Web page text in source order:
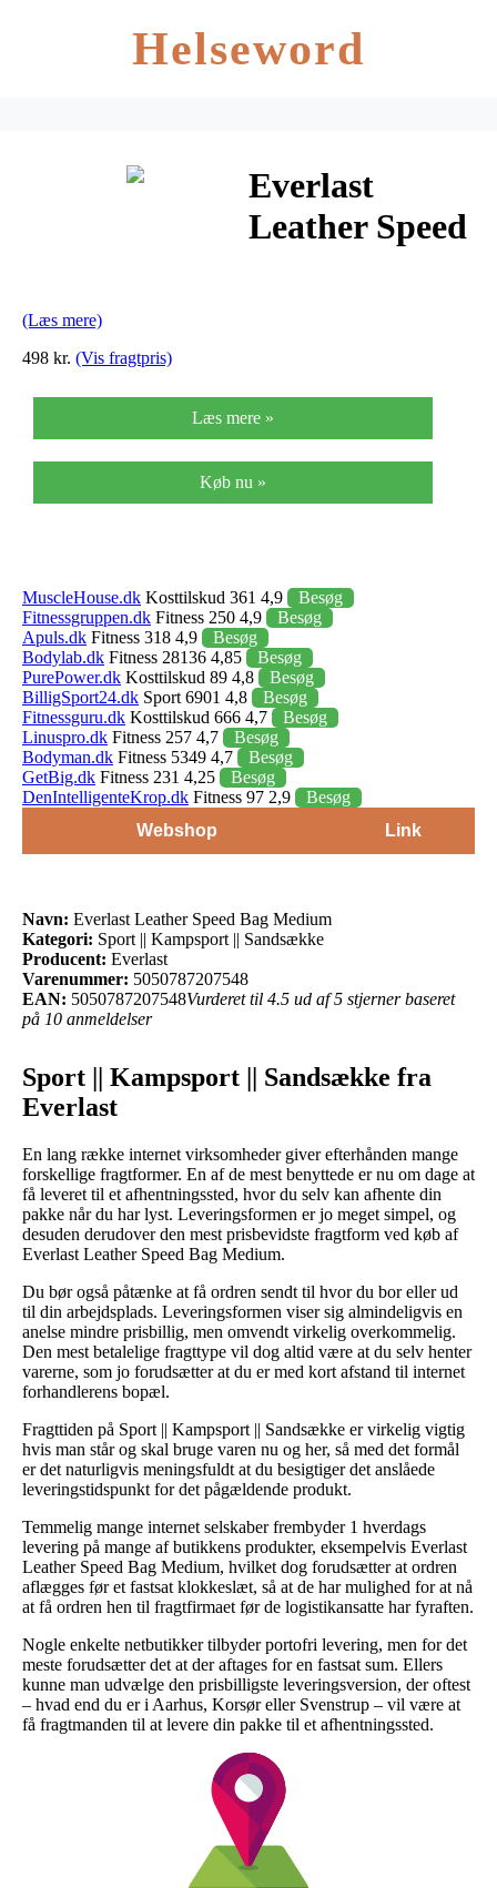
Helseword
Everlast
Leather Speed
(Læs mere)
498 kr. (Vis fragtpris)
Læs mere »
Køb nu »
MuscleHouse.dk Kosttilskud 361 4,9
Besøg
Fitnessgruppen.dk Fitness 250 4,9
Besøg
Apuls.dk Fitness 318 4,9
Besøg
Bodylab.dk Fitness 28136 4,85
Besøg
PurePower.dk Kosttilskud 89 4,8
Besøg
BilligSport24.dk Sport 6901 4,8
Besøg
Fitnessguru.dk Kosttilskud 666 4,7
Besøg
Linuspro.dk Fitness 257 4,7
Besøg
Bodyman.dk Fitness 5349 4,7
Besøg
GetBig.dk Fitness 231 4,25
Besøg
DenIntelligenteKrop.dk Fitness 97 2,9
Besøg
Webshop
Link
Navn: Everlast Leather Speed Bag Medium
Kategori: Sport || Kampsport || Sandsække
Producent: Everlast
Varenummer: 5050787207548
EAN: 5050787207548Vurderet til 4.5 ud af 5 stjerner baseret
på 10 anmeldelser
Sport || Kampsport || Sandsække fra
Everlast
En lang række internet virksomheder giver efterhånden mange
forskellige fragtformer. En af de mest benyttede er nu om dage at
få leveret til et afhentningssted, hvor du selv kan afhente din
pakke når du har lyst. Leveringsformen er jo meget simpel, og
desuden derudover den mest prisbevidste fragtform ved køb af
Everlast Leather Speed Bag Medium.
Du bør også påtænke at få ordren sendt til hvor du bor eller ud
til din arbejdsplads. Leveringsformen viser sig almindeligvis en
anelse mindre prisbillig, men omvendt virkelig overkommelig.
Den mest betalelige fragttype vil dog altid være at du selv henter
varerne, som jo forudsætter at du er med kort afstand til internet
forhandlerens bopæl.
Fragttiden på Sport || Kampsport || Sandsække er virkelig vigtig
hvis man står og skal bruge varen nu og her, så med det formål
er det naturligvis meningsfuldt at du besigtiger det anslåede
leveringstidspunkt for det pågældende produkt.
Temmelig mange internet selskaber frembyder 1 hverdags
levering på mange af butikkens produkter, eksempelvis Everlast
Leather Speed Bag Medium, hvilket dog forudsætter at ordren
aflægges før et fastsat klokkeslæt, så at de har mulighed for at nå
at få ordren hen til fragtfirmaet før de logistikansatte har fyraften.
Nogle enkelte netbutikker tilbyder portofri levering, men for det
meste forudsætter det at der aftages for en fastsat sum. Ellers
kunne man udvælge den prisbilligste leveringsversion, der oftest
– hvad end du er i Aarhus, Korsør eller Svenstrup – vil være at
få fragtmanden til at levere din pakke til et afhentningssted.